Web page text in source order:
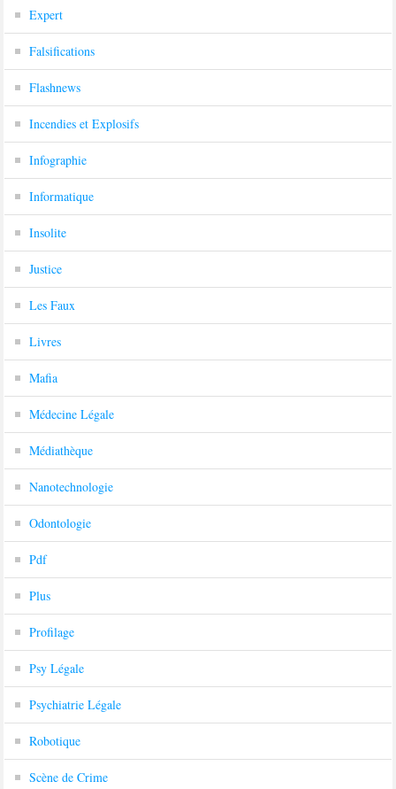
Expert
Falsifications
Flashnews
Incendies et Explosifs
Infographie
Informatique
Insolite
Justice
Les Faux
Livres
Mafia
Médecine Légale
Médiathèque
Nanotechnologie
Odontologie
Pdf
Plus
Profilage
Psy Légale
Psychiatrie Légale
Robotique
Scène de Crime